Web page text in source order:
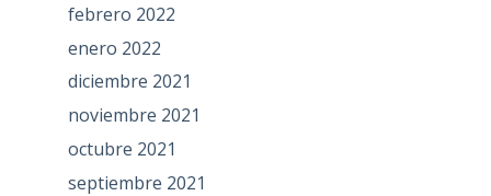
febrero 2022
enero 2022
diciembre 2021
noviembre 2021
octubre 2021
septiembre 2021